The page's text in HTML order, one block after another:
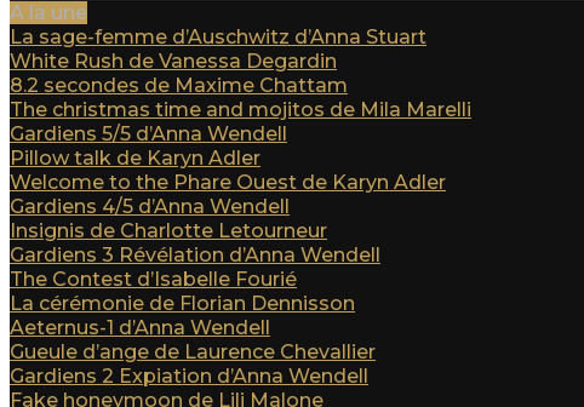
A la une
La sage-femme d’Auschwitz d’Anna Stuart
White Rush de Vanessa Degardin
8.2 secondes de Maxime Chattam
The christmas time and mojitos de Mila Marelli
Gardiens 5/5 d’Anna Wendell
Pillow talk de Karyn Adler
Welcome to the Phare Ouest de Karyn Adler
Gardiens 4/5 d’Anna Wendell
Insignis de Charlotte Letourneur
Gardiens 3 Révélation d’Anna Wendell
The Contest d’Isabelle Fourié
La cérémonie de Florian Dennisson
Aeternus-1 d’Anna Wendell
Gueule d’ange de Laurence Chevallier
Gardiens 2 Expiation d’Anna Wendell
Fake honeymoon de Lili Malone